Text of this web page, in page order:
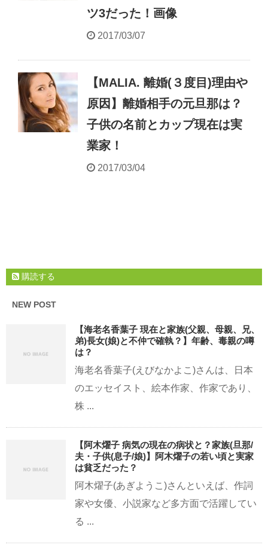
ツ3だった！画像
2017/03/07
【MALIA. 離婚(３度目)理由や
原因】離婚相手の元旦那は？
子供の名前とカップ現在は実
業家！
2017/03/04
購読する
NEW POST
【海老名香葉子 現在と家族(父親、母親、兄、
弟)長女(娘)と不仲で確執？】年齢、毒親の噂
は？
海老名香葉子(えびなかよこ)さんは、日本
のエッセイスト、絵本作家、作家であり、
株 ...
【阿木燿子 病気の現在の病状と？家族(旦那/
夫・子供(息子/娘)】阿木燿子の若い頃と実家
は貧乏だった？
阿木燿子(あぎようこ)さんといえば、作詞
家や女優、小説家など多方面で活躍してい
る ...